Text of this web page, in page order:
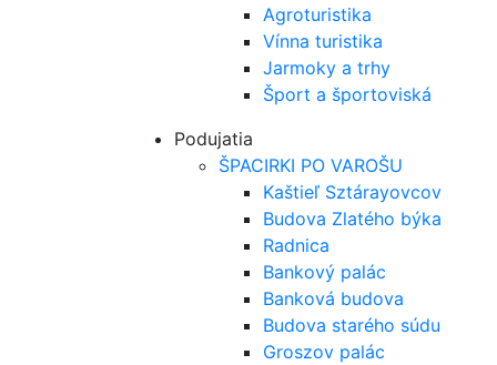
Agroturistika
Vínna turistika
Jarmoky a trhy
Šport a športoviská
Podujatia
ŠPACIRKI PO VAROŠU
Kaštieľ Sztárayovcov
Budova Zlatého býka
Radnica
Bankový palác
Banková budova
Budova starého súdu
Groszov palác